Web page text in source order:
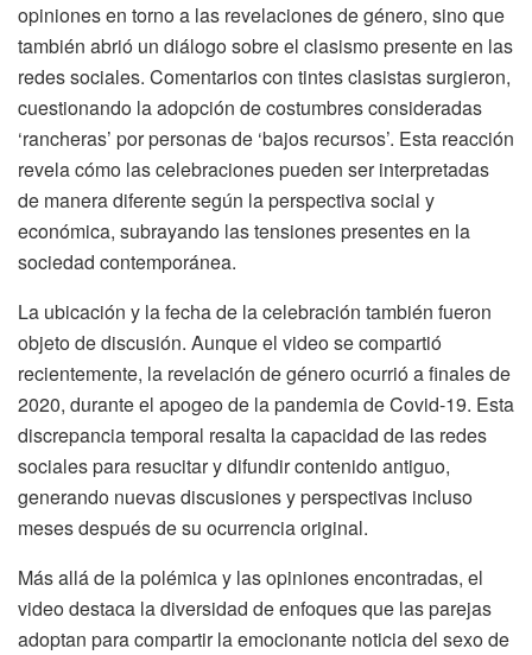
opiniones en torno a las revelaciones de género, sino que
también abrió un diálogo sobre el clasismo presente en las
redes sociales. Comentarios con tintes clasistas surgieron,
cuestionando la adopción de costumbres consideradas
‘rancheras’ por personas de ‘bajos recursos’. Esta reacción
revela cómo las celebraciones pueden ser interpretadas
de manera diferente según la perspectiva social y
económica, subrayando las tensiones presentes en la
sociedad contemporánea.
La ubicación y la fecha de la celebración también fueron
objeto de discusión. Aunque el video se compartió
recientemente, la revelación de género ocurrió a finales de
2020, durante el apogeo de la pandemia de Covid-19. Esta
discrepancia temporal resalta la capacidad de las redes
sociales para resucitar y difundir contenido antiguo,
generando nuevas discusiones y perspectivas incluso
meses después de su ocurrencia original.
Más allá de la polémica y las opiniones encontradas, el
video destaca la diversidad de enfoques que las parejas
adoptan para compartir la emocionante noticia del sexo de